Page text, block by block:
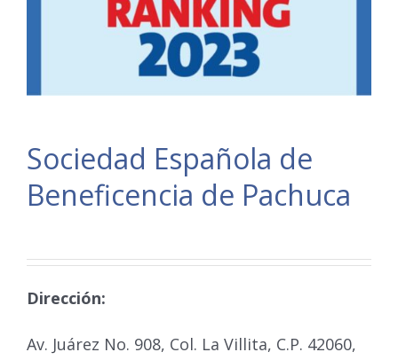
Sociedad Española de
Beneficencia de Pachuca
Dirección:
Av. Juárez No. 908, Col. La Villita, C.P. 42060,